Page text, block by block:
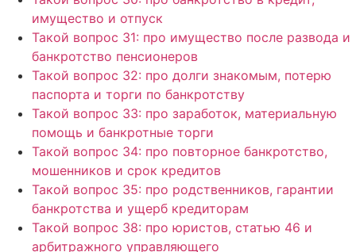
имущество и отпуск
Такой вопрос 31: про имущество после развода и
банкротство пенсионеров
Такой вопрос 32: про долги знакомым, потерю
паспорта и торги по банкротству
Такой вопрос 33: про заработок, материальную
помощь и банкротные торги
Такой вопрос 34: про повторное банкротство,
мошенников и срок кредитов
Такой вопрос 35: про родственников, гарантии
банкротства и ущерб кредиторам
Такой вопрос 38: про юристов, статью 46 и
арбитражного управляющего